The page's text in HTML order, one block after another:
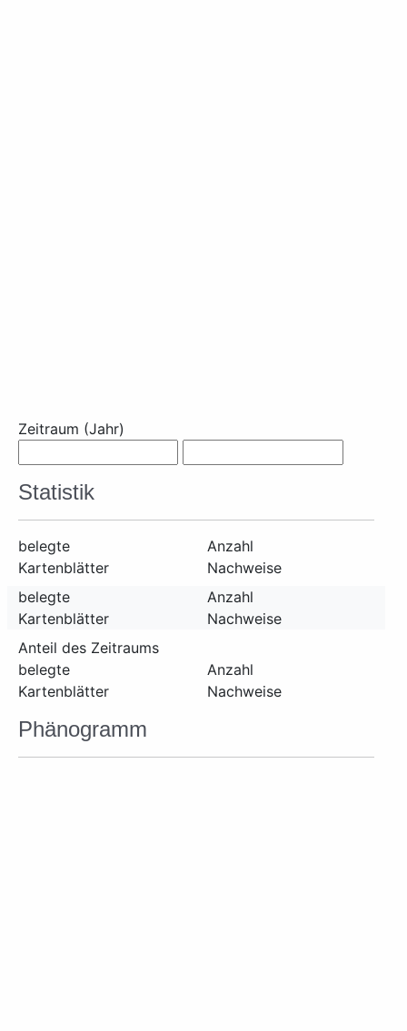
Zeitraum (Jahr)
Statistik
belegte
Kartenblätter
Anzahl
Nachweise
belegte
Kartenblätter
Anzahl
Nachweise
Anteil des Zeitraums
belegte
Kartenblätter
Anzahl
Nachweise
Phänogramm